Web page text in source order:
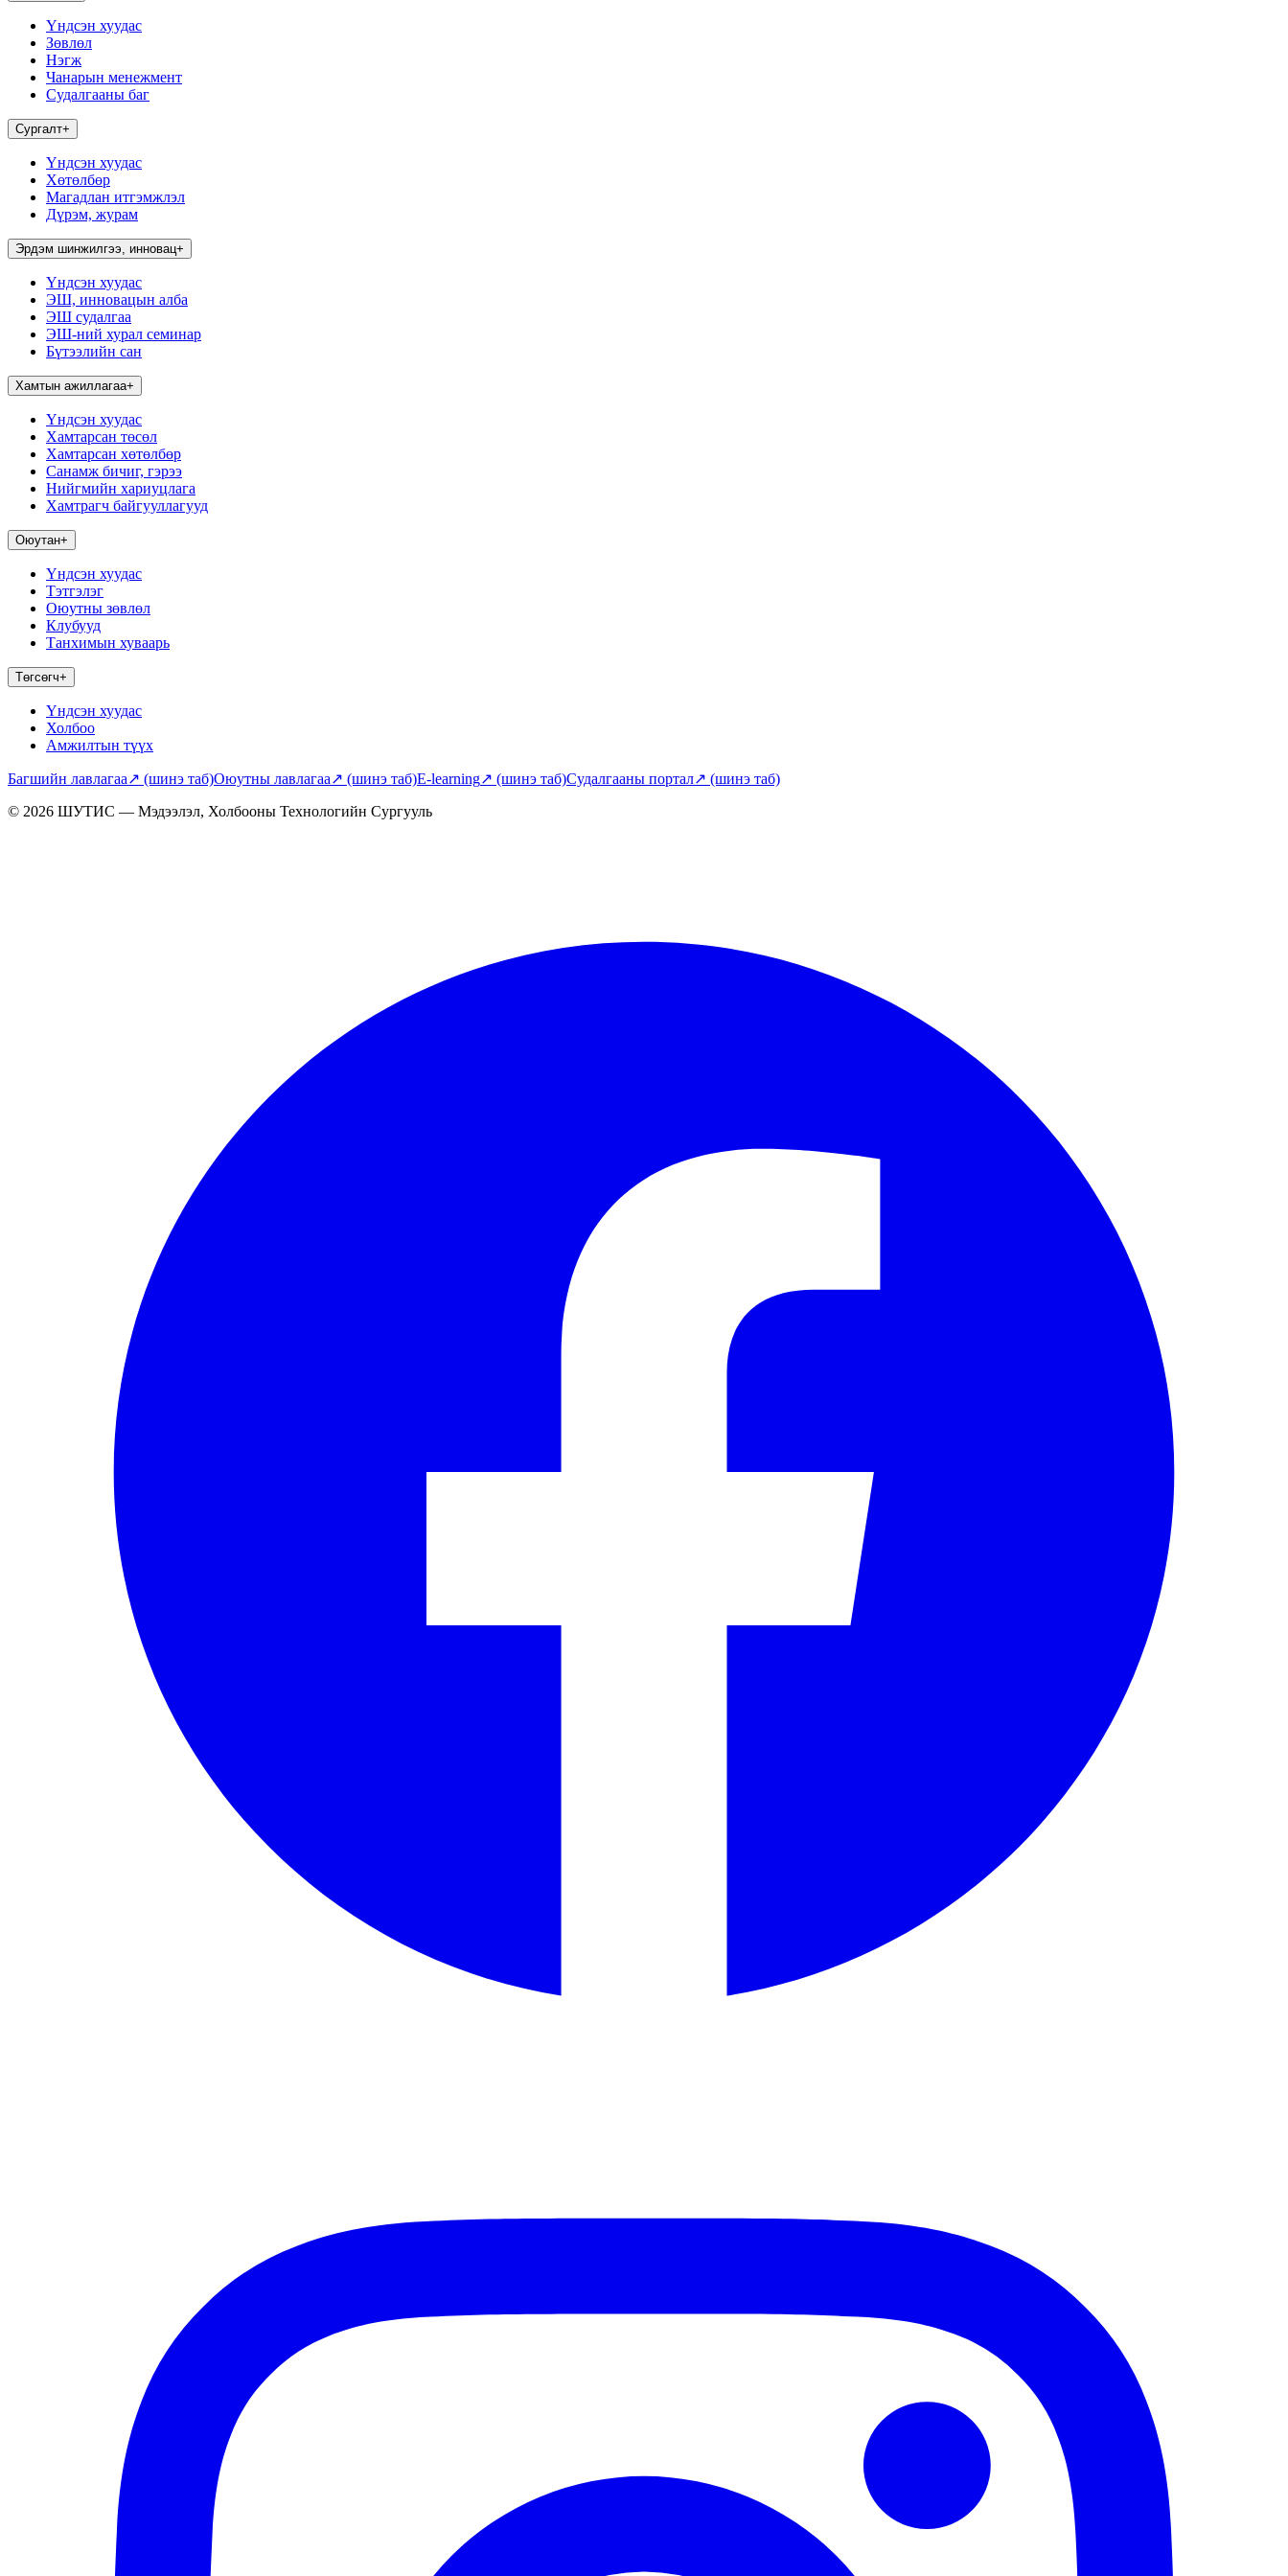
Үндсэн хуудас
Зөвлөл
Нэгж
Чанарын менежмент
Судалгааны баг
Сургалт+
Үндсэн хуудас
Хөтөлбөр
Магадлан итгэмжлэл
Дүрэм, журам
Эрдэм шинжилгээ, инновац+
Үндсэн хуудас
ЭШ, инновацын алба
ЭШ судалгаа
ЭШ-ний хурал семинар
Бүтээлийн сан
Хамтын ажиллагаа+
Үндсэн хуудас
Хамтарсан төсөл
Хамтарсан хөтөлбөр
Санамж бичиг, гэрээ
Нийгмийн хариуцлага
Хамтрагч байгууллагууд
Оюутан+
Үндсэн хуудас
Тэтгэлэг
Оюутны зөвлөл
Клубууд
Танхимын хуваарь
Төгсөгч+
Үндсэн хуудас
Холбоо
Амжилтын түүх
Багшийн лавлагаа↗ (шинэ таб)Оюутны лавлагаа↗ (шинэ таб)E-learning↗ (шинэ таб)Судалгааны портал↗ (шинэ таб)
© 2026 ШУТИС — Мэдээлэл, Холбооны Технологийн Сургууль